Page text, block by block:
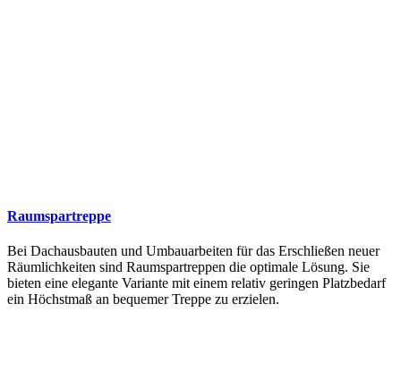
Raumspartreppe
Bei Dachausbauten und Umbauarbeiten für das Erschließen neuer
Räumlichkeiten sind Raumspartreppen die optimale Lösung. Sie
bieten eine elegante Variante mit einem relativ geringen Platzbedarf
ein Höchstmaß an bequemer Treppe zu erzielen.